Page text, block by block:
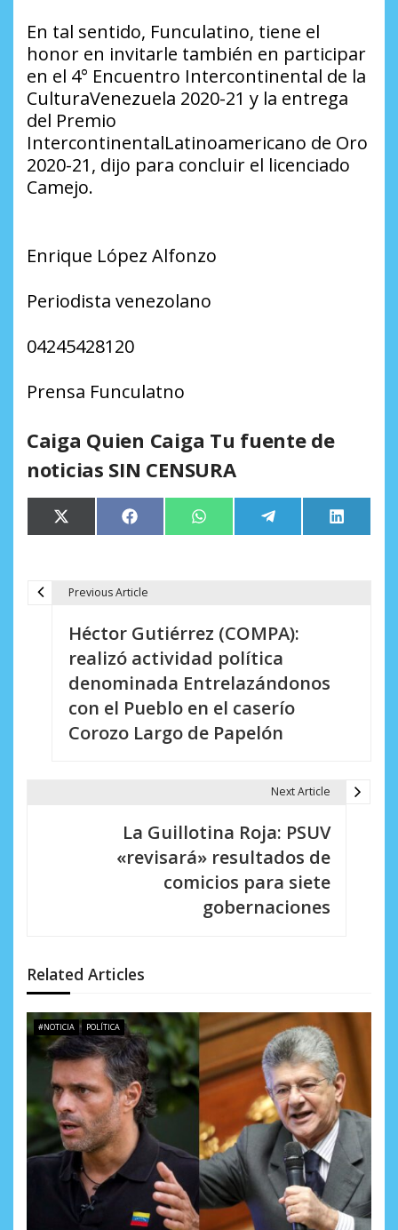
En tal sentido, Funculatino, tiene el
honor en invitarle también en participar
en el 4° Encuentro Intercontinental de la
CulturaVenezuela 2020-21 y la entrega
del Premio
IntercontinentalLatinoamericano de Oro
2020-21, dijo para concluir el licenciado
Camejo.
Enrique López Alfonzo
Periodista venezolano
04245428120
Prensa Funculatno
Caiga Quien Caiga Tu fuente de
noticias SIN CENSURA
Compartir
en
X
(Twitter)
Compartir
en
Facebook Compartir
en
WhatsApp Compartir
en
Telegram
en
LinkedIn
e
n
t
a
d
Previous Article
Héctor Gutiérrez (COMPA):
realizó actividad política
denominada Entrelazándonos
con el Pueblo en el caserío
Corozo Largo de Papelón
Next Article
La Guillotina Roja: PSUV
«revisará» resultados de
comicios para siete
gobernaciones
Related Articles
#NOTICIA POLÍTICA